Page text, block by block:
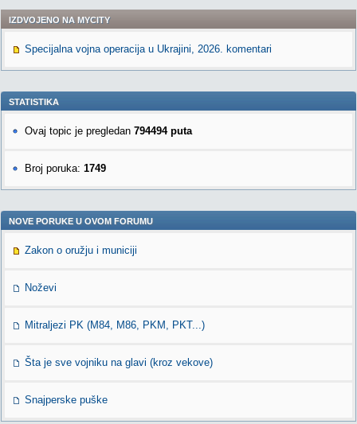
IZDVOJENO NA MYCITY
Specijalna vojna operacija u Ukrajini, 2026. komentari
STATISTIKA
Ovaj topic je pregledan 794494 puta
Broj poruka: 1749
NOVE PORUKE U OVOM FORUMU
Zakon o oružju i municiji
Noževi
Mitraljezi PK (M84, M86, PKM, PKT...)
Šta je sve vojniku na glavi (kroz vekove)
Snajperske puške